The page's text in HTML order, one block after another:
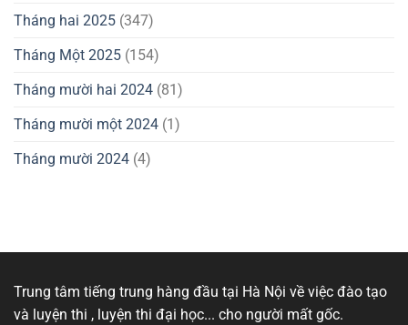
Tháng hai 2025 (347)
Tháng Một 2025 (154)
Tháng mười hai 2024 (81)
Tháng mười một 2024 (1)
Tháng mười 2024 (4)
Trung tâm tiếng trung hàng đầu tại Hà Nội về việc đào tạo
và luyện thi , luyện thi đại học... cho người mất gốc.